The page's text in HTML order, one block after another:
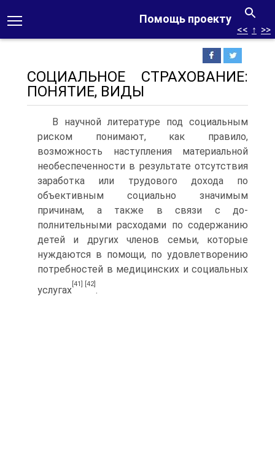
Помощь проекту
<< ↑ >>
СОЦИАЛЬНОЕ СТРАХОВАНИЕ:
ПОНЯТИЕ, ВИДЫ
В научной литературе под социальным
риском понимают, как правило,
возможность наступления материальной
необеспеченно­сти в результате отсутствия
заработка или трудового дохода по
объективным социально значимым
причинам, а также в связи с до­
полнительными расходами по содержанию
детей и других членов семьи, которые
нуждаются в помощи, по удовлетворению
потреб­ностей в медицинских и социальных
услугах
[41] [42]
.